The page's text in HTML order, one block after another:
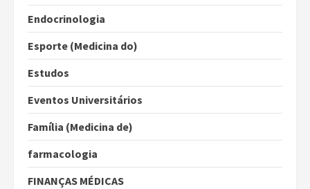
Endocrinologia
Esporte (Medicina do)
Estudos
Eventos Universitários
Família (Medicina de)
farmacologia
FINANÇAS MÉDICAS